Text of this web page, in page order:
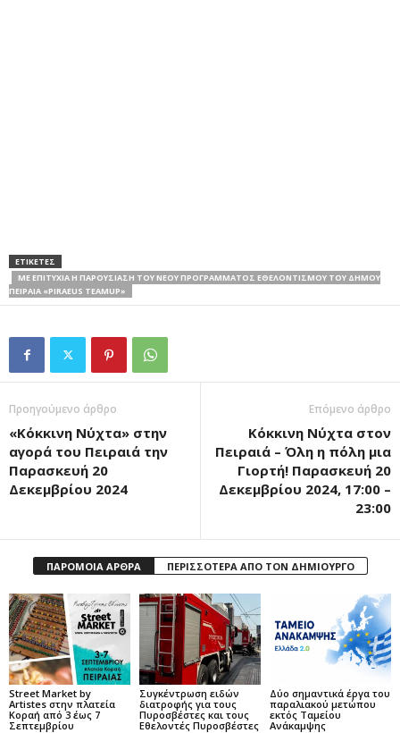
ΕΤΙΚΕΤΕΣ
ΜΕ ΕΠΙΤΥΧΊΑ Η ΠΑΡΟΥΣΊΑΣΗ ΤΟΥ ΝΈΟΥ ΠΡΟΓΡΆΜΜΑΤΟΣ ΕΘΕΛΟΝΤΙΣΜΟΎ ΤΟΥ ΔΉΜΟΥ
ΠΕΙΡΑΙΆ «PIRAEUS TEAMUP»
Προηγούμενο άρθρο
«Κόκκινη Νύχτα» στην
αγορά του Πειραιά την
Παρασκευή 20
Δεκεμβρίου 2024
Επόμενο άρθρο
Κόκκινη Νύχτα στον
Πειραιά – Όλη η πόλη μια
Γιορτή! Παρασκευή 20
Δεκεμβρίου 2024, 17:00 –
23:00
ΠΑΡΟΜΟΙΑ ΑΡΘΡΑ ΠΕΡΙΣΣΟΤΕΡΑ ΑΠΟ ΤΟΝ ΔΗΜΙΟΥΡΓΟ
Street Market by
Artistes στην πλατεία
Κοραή από 3 έως 7
Σεπτεμβρίου
Συγκέντρωση ειδών
διατροφής για τους
Πυροσβέστες και τους
Εθελοντές Πυροσβέστες
Δύο σημαντικά έργα του
παραλιακού μετώπου
εκτός Ταμείου
Ανάκαμψης